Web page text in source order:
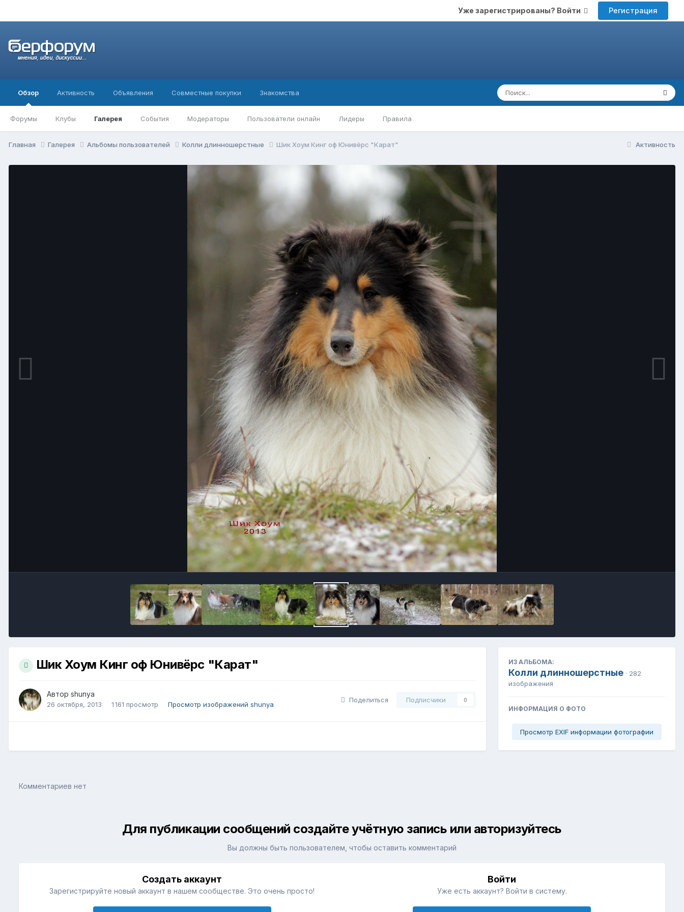
Уже зарегистрированы? Войти Регистрация
Обзор
Форумы Клубы Галерея События Модераторы Пользователи онлайн Лидеры Правила
Активность Объявления Совместные покупки Знакомства
Активность
Главная Галерея Альбомы пользователей Колли длинношерстные Шик Хоум Кинг оф Юнивёрс "Карат"
Шик Хоум Кинг оф Юнивёрс "Карат"
Автор shunya
26 октября, 2013 1 161 просмотр Просмотр изображений shunya
Поделиться Подписчики 0
ИЗ АЛЬБОМА:
Колли длинношерстные · 282
изображения
ИНФОРМАЦИЯ О ФОТО
Просмотр EXIF информации фотографии
Комментариев нет
Для публикации сообщений создайте учётную запись или авторизуйтесь
Вы должны быть пользователем, чтобы оставить комментарий
Создать аккаунт
Зарегистрируйте новый аккаунт в нашем сообществе. Это очень просто!
Войти
Уже есть аккаунт? Войти в систему.